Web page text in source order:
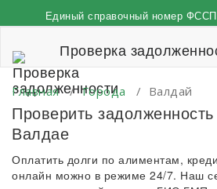
к
Единый справочный номер
Проверка
Главная/Города / Валдай
Проверить
Валдае
Оплатить долги по алиментам,
онлайн можно в режиме 24/7. Наш